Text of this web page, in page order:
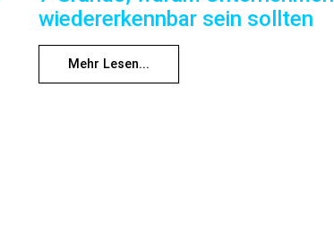
wiedererkennbar sein sollten
Mehr Lesen...